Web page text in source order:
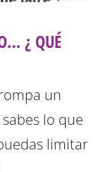
¿ QUÉ
un
lo que
limitar